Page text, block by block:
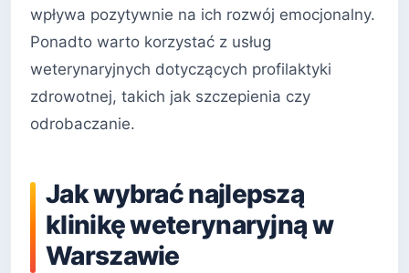
wpływa pozytywnie na ich rozwój emocjonalny.
Ponadto warto korzystać z usług
weterynaryjnych dotyczących profilaktyki
zdrowotnej, takich jak szczepienia czy
odrobaczanie.
Jak wybrać najlepszą
klinikę weterynaryjną w
Warszawie